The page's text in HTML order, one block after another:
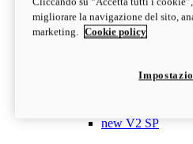
da CHF 13´990
Configura Scopri
newV2
da CHF 15´990
new V2 SP
migliorare la navigazione del sito,
marketing.
Cookie policy